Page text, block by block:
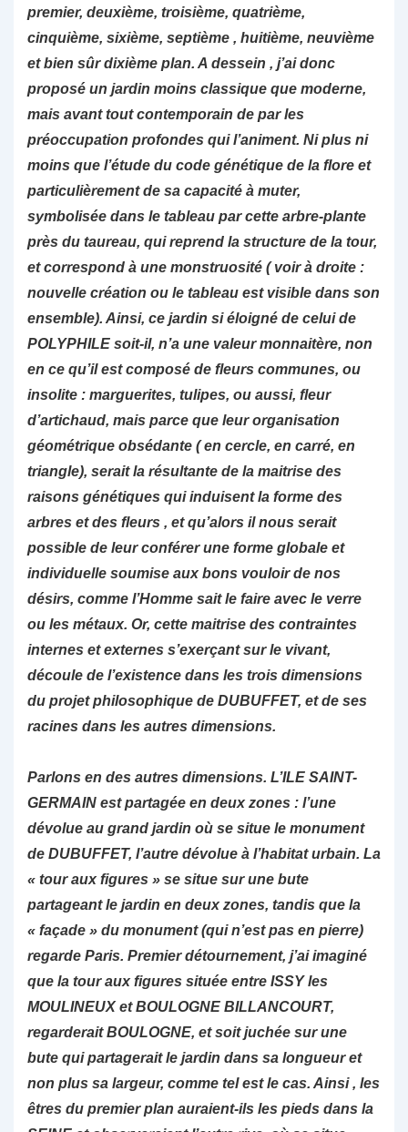
premier, deuxième, troisième, quatrième,
cinquième, sixième, septième , huitième, neuvième
et bien sûr dixième plan. A dessein , j’ai donc
proposé un jardin moins classique que moderne,
mais avant tout contemporain de par les
préoccupation profondes qui l’animent. Ni plus ni
moins que l’étude du code génétique de la flore et
particulièrement de sa capacité à muter,
symbolisée dans le tableau par cette arbre-plante
près du taureau, qui reprend la structure de la tour,
et correspond à une monstruosité ( voir à droite :
nouvelle création ou le tableau est visible dans son
ensemble). Ainsi, ce jardin si éloigné de celui de
POLYPHILE soit-il, n’a une valeur monnaitère, non
en ce qu’il est composé de fleurs communes, ou
insolite : marguerites, tulipes, ou aussi, fleur
d’artichaud, mais parce que leur organisation
géométrique obsédante ( en cercle, en carré, en
triangle), serait la résultante de la maitrise des
raisons génétiques qui induisent la forme des
arbres et des fleurs , et qu’alors il nous serait
possible de leur conférer une forme globale et
individuelle soumise aux bons vouloir de nos
désirs, comme l’Homme sait le faire avec le verre
ou les métaux. Or, cette maitrise des contraintes
internes et externes s’exerçant sur le vivant,
découle de l’existence dans les trois dimensions
du projet philosophique de DUBUFFET, et de ses
racines dans les autres dimensions.
Parlons en des autres dimensions. L’ILE SAINT-
GERMAIN est partagée en deux zones : l’une
dévolue au grand jardin où se situe le monument
de DUBUFFET, l’autre dévolue à l’habitat urbain. La
« tour aux figures » se situe sur une bute
partageant le jardin en deux zones, tandis que la
« façade » du monument (qui n’est pas en pierre)
regarde Paris. Premier détournement, j’ai imaginé
que la tour aux figures située entre ISSY les
MOULINEUX et BOULOGNE BILLANCOURT,
regarderait BOULOGNE, et soit juchée sur une
bute qui partagerait le jardin dans sa longueur et
non plus sa largeur, comme tel est le cas. Ainsi , les
êtres du premier plan auraient-ils les pieds dans la